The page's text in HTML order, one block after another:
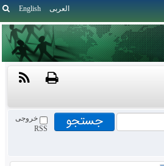
English العربی
خروجی
RSS